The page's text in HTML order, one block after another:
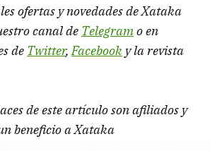
ofertas y novedades de Xataka
canal de Telegramo en
de Twitter, Facebook y la revista
de este artículo son afiliados y
beneficio a Xataka